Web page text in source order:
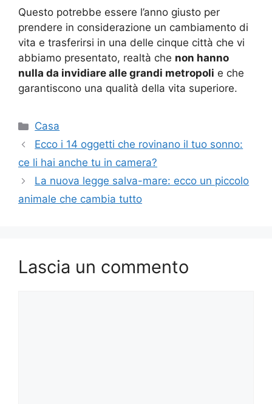
Questo potrebbe essere l’anno giusto per
prendere in considerazione un cambiamento di
vita e trasferirsi in una delle cinque città che vi
abbiamo presentato, realtà che non hanno
nulla da invidiare alle grandi metropoli e che
garantiscono una qualità della vita superiore.
Categorie
Casa
Ecco i 14 oggetti che rovinano il tuo sonno:
ce li hai anche tu in camera?
La nuova legge salva-mare: ecco un piccolo
animale che cambia tutto
Lascia un commento